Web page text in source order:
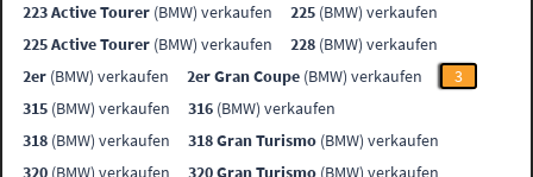
223 Active Tourer (BMW) verkaufen 225 (BMW) verkaufen
225 Active Tourer (BMW) verkaufen 228 (BMW) verkaufen
2er (BMW) verkaufen 2er Gran Coupe (BMW) verkaufen
3
315 (BMW) verkaufen 316 (BMW) verkaufen
318 (BMW) verkaufen 318 Gran Turismo (BMW) verkaufen
320 (BMW) verkaufen 320 Gran Turismo (BMW) verkaufen